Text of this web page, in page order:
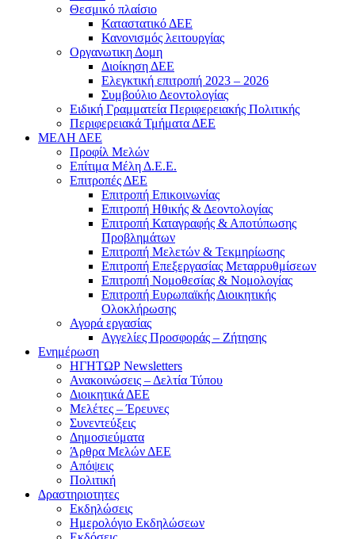
Θεσμικό πλαίσιο
Καταστατικό ΔΕΕ
Κανονισμός λειτουργίας
Οργανωτικη Δομη
Διοίκηση ΔΕΕ
Ελεγκτική επιτροπή 2023 – 2026
Συμβούλιο Δεοντολογίας
Ειδική Γραμματεία Περιφερειακής Πολιτικής
Περιφερειακά Τμήματα ΔΕΕ
ΜΕΛΗ ΔΕΕ
Προφίλ Μελών
Επίτιμα Mέλη Δ.Ε.Ε.
Επιτροπές ΔΕΕ
Επιτροπή Επικοινωνίας
Επιτροπή Ηθικής & Δεοντολογίας
Επιτροπή Καταγραφής & Αποτύπωσης
Προβλημάτων
Επιτροπή Μελετών & Τεκμηρίωσης
Επιτροπή Επεξεργασίας Μεταρρυθμίσεων
Επιτροπή Νομοθεσίας & Νομολογίας
Επιτροπή Ευρωπαϊκής Διοικητικής
Ολοκλήρωσης
Αγορά εργασίας
Αγγελίες Προσφοράς – Ζήτησης
Ενημέρωση
ΗΓΗΤΩΡ Newsletters
Ανακοινώσεις – Δελτία Τύπου
Διοικητικά ΔΕΕ
Μελέτες – Έρευνες
Συνεντεύξεις
Δημοσιεύματα
Άρθρα Μελών ΔΕΕ
Απόψεις
Πολιτική
Δραστηριοτητες
Εκδηλώσεις
Ημερολόγιο Εκδηλώσεων